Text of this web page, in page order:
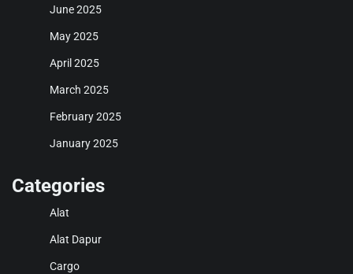
June 2025
May 2025
April 2025
March 2025
February 2025
January 2025
Categories
Alat
Alat Dapur
Cargo